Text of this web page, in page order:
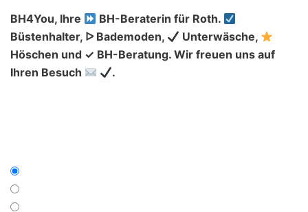
BH4You, Ihre
BH-Beraterin für Roth.
Büstenhalter, ᐅ Bademoden,
Unterwäsche,
Höschen und ✓ BH-Beratung. Wir freuen uns auf
Ihren Besuch
.